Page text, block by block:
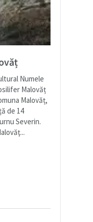
Numele
Malovăț
Malovăț,
de 14
Severin.